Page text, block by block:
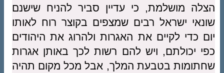
הצלה מושלמת, כי עדיין סביר להניח שישנם
שונאי ישראל רבים שמצפים בקוצר רוח לאותו
יום כדי לקיים את האגרות ולהרוג את היהודים
כפי יכולתם, ויש להם רשות לכך באותן אגרות
שחתומות בטבעת המלך, אבל מכל מקום תהיה